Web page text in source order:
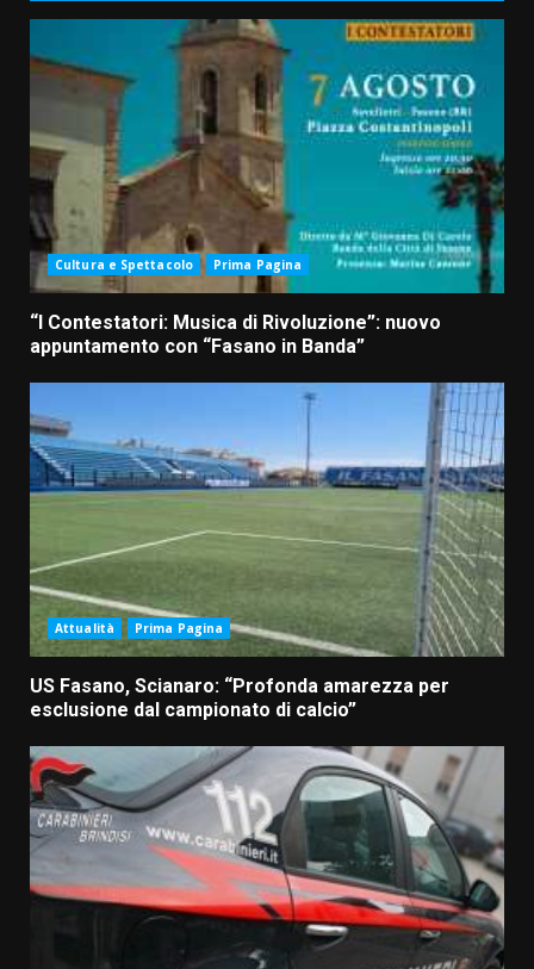
Cultura e Spettacolo Prima Pagina
“I Contestatori: Musica di Rivoluzione”: nuovo
appuntamento con “Fasano in Banda”
Attualità Prima Pagina
US Fasano, Scianaro: “Profonda amarezza per
esclusione dal campionato di calcio”